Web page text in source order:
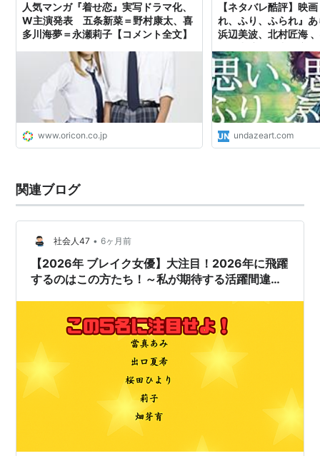
人気マンガ『着せ恋』実写ドラマ化、
W主演発表 五条新菜＝野村康太、喜
多川海夢＝永瀬莉子【コメント全文】
www.oricon.co.jp
【ネタバレ酷評】映
れ、ふり、ふられ』
浜辺美波、北村匠海
undazeart.com
関連ブログ
社会人47 • 6ヶ月前
【2026年 ブレイク女優】大注目！2026年に飛躍
するのはこの方たち！～私が期待する活躍間違い